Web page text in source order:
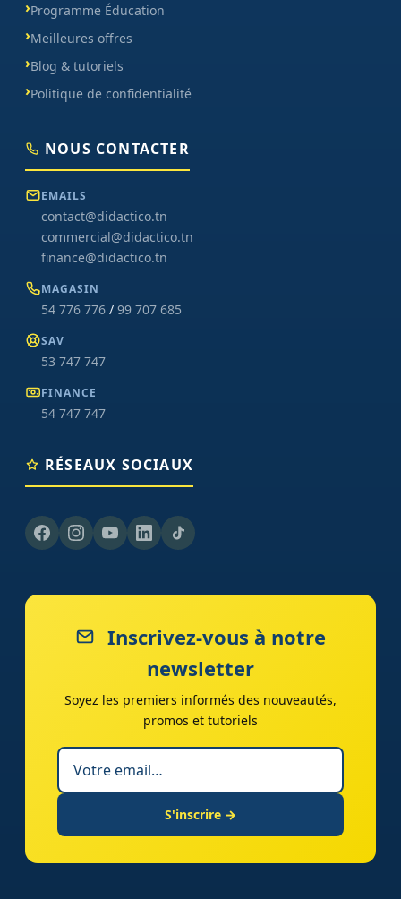
Programme Éducation
Meilleures offres
Blog & tutoriels
Politique de confidentialité
NOUS CONTACTER
EMAILS
contact@didactico.tn
commercial@didactico.tn
finance@didactico.tn
MAGASIN
54 776 776 / 99 707 685
SAV
53 747 747
FINANCE
54 747 747
RÉSEAUX SOCIAUX
Inscrivez-vous à notre
newsletter
Soyez les premiers informés des nouveautés,
promos et tutoriels
S'inscrire →